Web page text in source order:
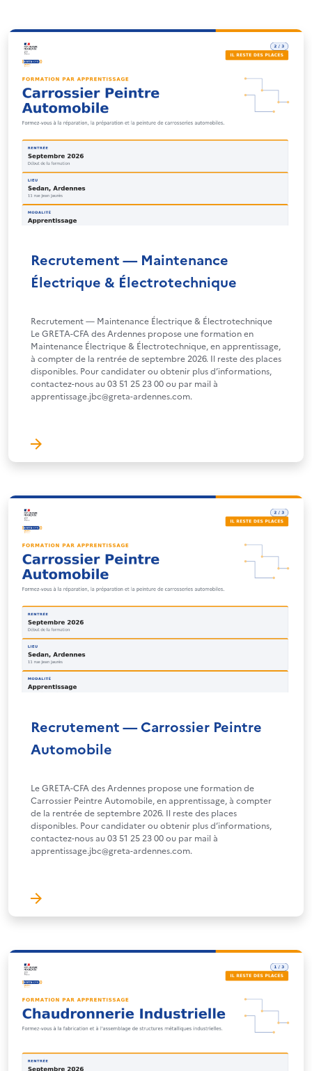
Recrutement — Maintenance
Électrique & Électrotechnique
Recrutement — Maintenance Électrique & Électrotechnique
Le GRETA-CFA des Ardennes propose une formation en
Maintenance Électrique & Électrotechnique, en apprentissage,
à compter de la rentrée de septembre 2026. Il reste des places
disponibles. Pour candidater ou obtenir plus d’informations,
contactez-nous au 03 51 25 23 00 ou par mail à
apprentissage.jbc@greta-ardennes.com.
Recrutement — Carrossier Peintre
Automobile
Le GRETA-CFA des Ardennes propose une formation de
Carrossier Peintre Automobile, en apprentissage, à compter
de la rentrée de septembre 2026. Il reste des places
disponibles. Pour candidater ou obtenir plus d’informations,
contactez-nous au 03 51 25 23 00 ou par mail à
apprentissage.jbc@greta-ardennes.com.